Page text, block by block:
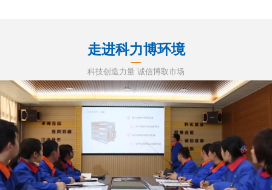
走进科力博环境
科技创造力量 诚信博取市场